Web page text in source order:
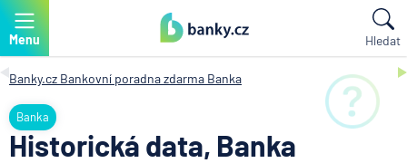
Menu Hledat
Banky.cz Bankovní poradna zdarma Banka
Banka
Historická data, Banka